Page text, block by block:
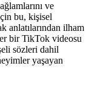
ve
bu, kişisel
anlatılarından ilham
bir TikTok videosu
sözleri dahil
yaşayan